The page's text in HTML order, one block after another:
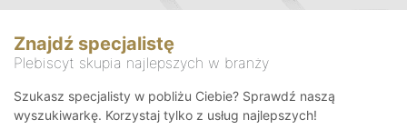
Znajdź specjalistę
Plebiscyt skupia najlepszych w branży
Szukasz specjalisty w pobliżu Ciebie? Sprawdź naszą
wyszukiwarkę. Korzystaj tylko z usług najlepszych!